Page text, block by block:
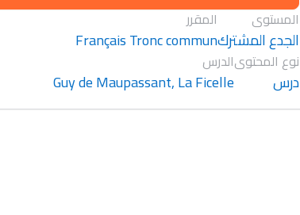
المستوى
الجدع المشترك
المقرر
Français Tronc commun
نوع المحتوى
درس
الدرس
Guy de Maupassant, La Ficelle